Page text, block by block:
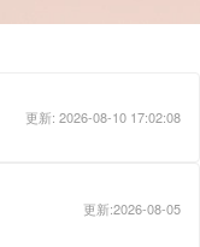
更新: 2026-08-10 17:02:08
更新:2026-08-05